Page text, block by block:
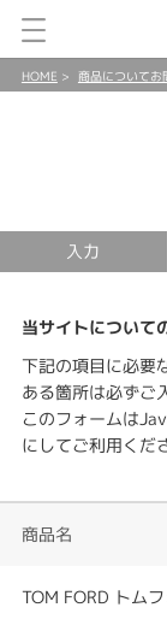
HOME 商品についてお
入力
当サイトについて
下記の項目に必要
ある箇所は必ずご
このフォームは
にしてご利用くだ
商品名
TOM FORD トム